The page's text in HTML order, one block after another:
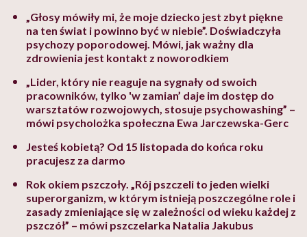
„Głosy mówiły mi, że moje dziecko jest zbyt piękne
na ten świat i powinno być w niebie”. Doświadczyła
psychozy poporodowej. Mówi, jak ważny dla
zdrowienia jest kontakt z noworodkiem
„Lider, który nie reaguje na sygnały od swoich
pracowników, tylko 'w zamian’ daje im dostęp do
warsztatów rozwojowych, stosuje psychowashing” –
mówi psycholożka społeczna Ewa Jarczewska-Gerc
Jesteś kobietą? Od 15 listopada do końca roku
pracujesz za darmo
Rok okiem pszczoły. „Rój pszczeli to jeden wielki
superorganizm, w którym istnieją poszczególne role i
zasady zmieniające się w zależności od wieku każdej z
pszczół” – mówi pszczelarka Natalia Jakubus